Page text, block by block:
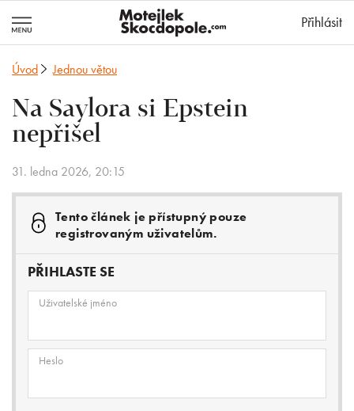
Přihlásit
Úvod Jednou větou
Na Saylora si Epstein
nepřišel
31. ledna 2026, 20:15
Tento článek je přístupný pouze
registrovaným uživatelům.
PŘIHLASTE SE
Uživatelské jméno
Heslo